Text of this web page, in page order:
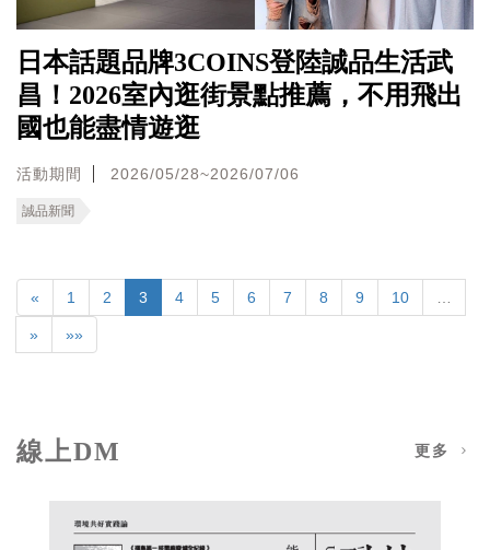
日本話題品牌3COINS登陸誠品生活武
昌！2026室內逛街景點推薦，不用飛出
國也能盡情遊逛
活動期間 2026/05/28~2026/07/06
誠品新聞
« 1 2 3 4 5 6 7 8 9 10
» »»
線上DM 更多